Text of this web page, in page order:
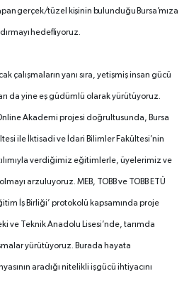
gerçek/tüzel kişinin bulunduğu Bursa’mıza
hedefliyoruz.
çalışmaların yanı sıra, yetişmiş insan gücü
da yine eş güdümlü olarak yürütüyoruz.
Akademi projesi doğrultusunda, Bursa
ile İktisadi ve İdari Bilimler Fakültesi’nin
verdiğimiz eğitimlerle, üyelerimiz ve
arzuluyoruz. MEB, TOBB ve TOBB ETÜ
İş Birliği’ protokolü kapsamında proje
ve Teknik Anadolu Lisesi’nde, tarımda
yürütüyoruz. Burada hayata
aradığı nitelikli işgücü ihtiyacını